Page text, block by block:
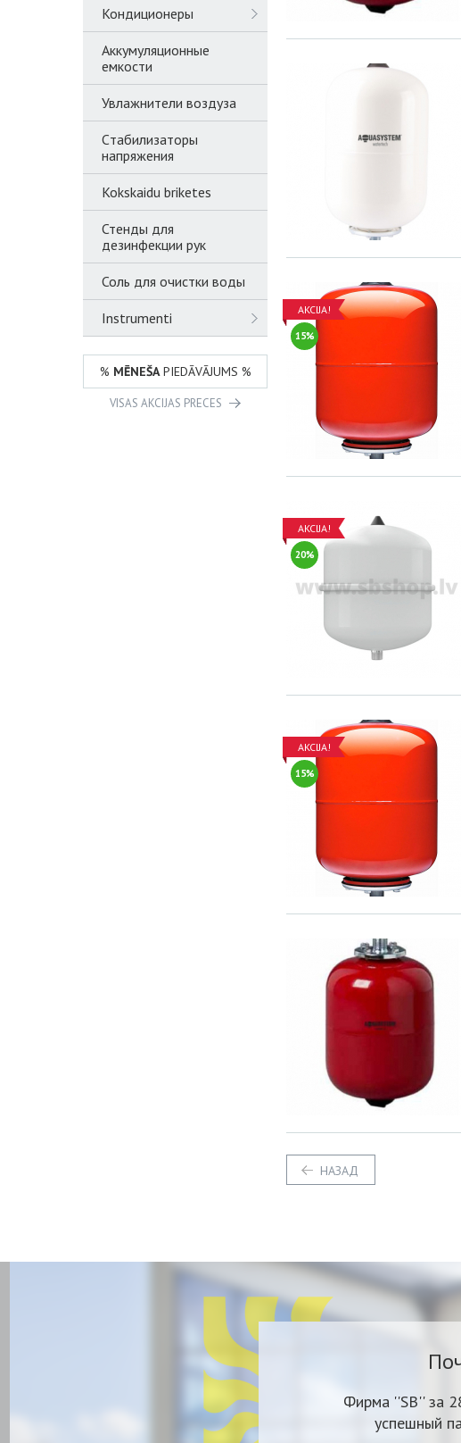
Кондиционеры
Аккумуляционные
емкости
Увлажнители воздуза
Cтабилизаторы
напряжения
Kokskaidu briketes
Стенды для
дезинфекции рук
Соль для очистки воды
Instrumenti
% MĒNEŠAPIEDĀVĀJUMS %
VISAS AKCIJAS PRECES
AKCIJA!
15%
AKCIJA!
20%
AKCIJA!
15%
НАЗАД
Фирма ''SB'' за
успешный